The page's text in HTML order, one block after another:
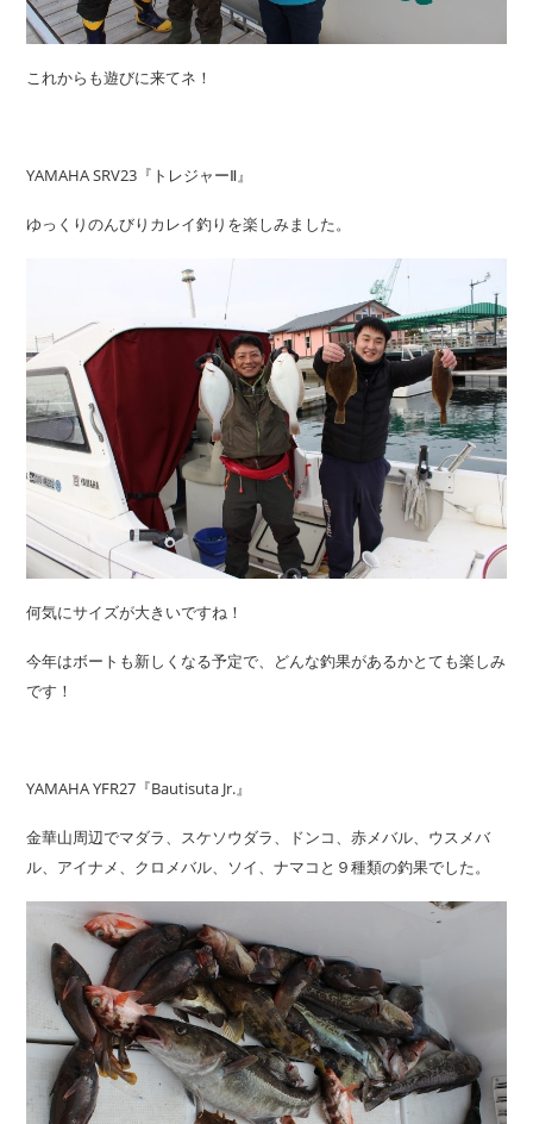
これからも遊びに来てネ！
YAMAHA SRV23『トレジャーⅡ』
ゆっくりのんびりカレイ釣りを楽しみました。
何気にサイズが大きいですね！
今年はボートも新しくなる予定で、どんな釣果があるかとても楽しみ
です！
YAMAHA YFR27『Bautisuta Jr.』
金華山周辺でマダラ、スケソウダラ、ドンコ、赤メバル、ウスメバ
ル、アイナメ、クロメバル、ソイ、ナマコと９種類の釣果でした。